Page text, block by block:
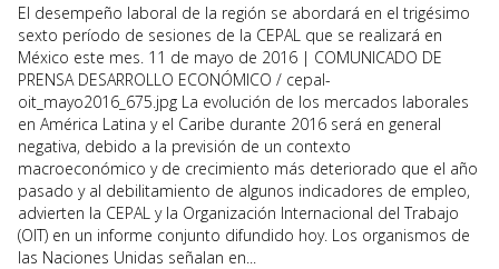
El desempeño laboral de la región se abordará en el trigésimo
sexto período de sesiones de la CEPAL que se realizará en
México este mes. 11 de mayo de 2016 | COMUNICADO DE
PRENSA DESARROLLO ECONÓMICO / cepal-
oit_mayo2016_675.jpg La evolución de los mercados laborales
en América Latina y el Caribe durante 2016 será en general
negativa, debido a la previsión de un contexto
macroeconómico y de crecimiento más deteriorado que el año
pasado y al debilitamiento de algunos indicadores de empleo,
advierten la CEPAL y la Organización Internacional del Trabajo
(OIT) en un informe conjunto difundido hoy. Los organismos de
las Naciones Unidas señalan en...